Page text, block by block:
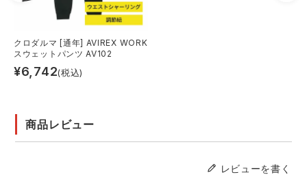
クロダルマ [通年] AVIREX WORK
スウェットパンツ AV102
¥6,742(税込)
商品レビュー
レビューを書く